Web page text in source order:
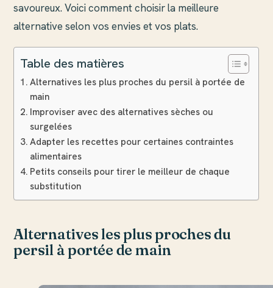
savoureux. Voici comment choisir la meilleure
alternative selon vos envies et vos plats.
Table des matières
Alternatives les plus proches du persil à portée de
main
Improviser avec des alternatives sèches ou
surgelées
Adapter les recettes pour certaines contraintes
alimentaires
Petits conseils pour tirer le meilleur de chaque
substitution
Alternatives les plus proches du
persil à portée de main